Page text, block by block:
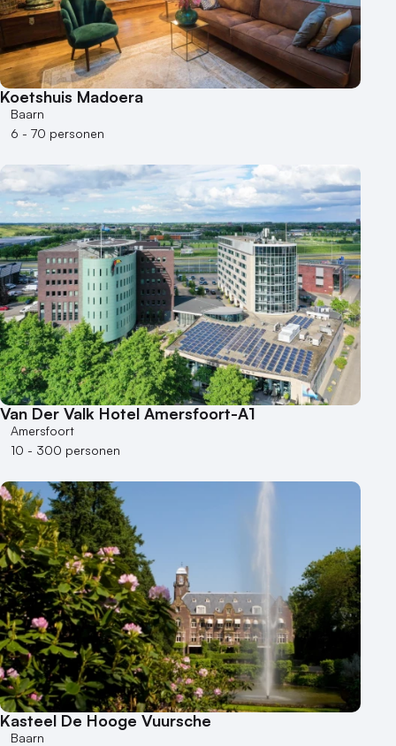
Koetshuis Madoera
Baarn
6 - 70 personen
Van Der Valk Hotel Amersfoort-A1
Amersfoort
10 - 300 personen
Kasteel De Hooge Vuursche
Baarn